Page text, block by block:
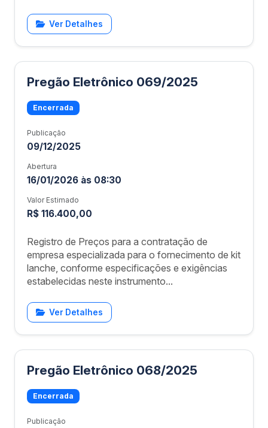
Ver Detalhes
Pregão Eletrônico 069/2025
Encerrada
Publicação
09/12/2025
Abertura
16/01/2026 às 08:30
Valor Estimado
R$ 116.400,00
Registro de Preços para a contratação de
empresa especializada para o fornecimento de kit
lanche, conforme especificações e exigências
estabelecidas neste instrumento...
Ver Detalhes
Pregão Eletrônico 068/2025
Encerrada
Publicação